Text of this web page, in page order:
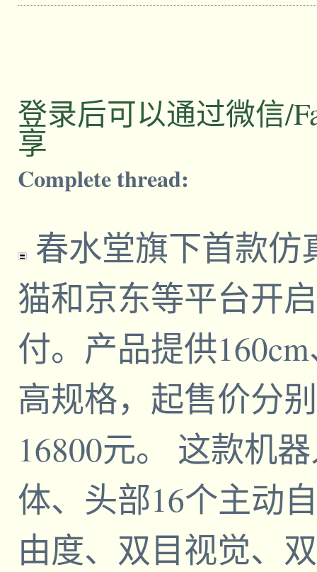
登录后可以通过微信/
享
Complete thread:
春水堂旗下首款
猫和京东等平台开
付。产品提供
高规格，起售价分
16800元。 这款机
体、头部16个主动
由度、双目视觉、